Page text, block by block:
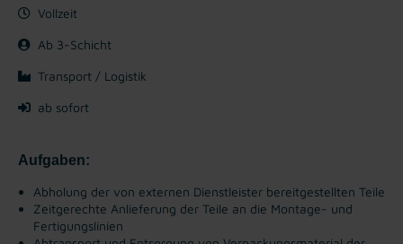
Vollzeit
Ab 3-Schicht
Transport / Logistik
ab sofort
Aufgaben:
Abholung der von externen Dienstleister bereitgestellten Teile
Zeitgerechte Anlieferung der Teile an die Montage- und
Fertigungslinien